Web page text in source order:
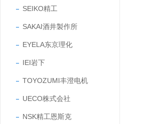
SEIKO精工
SAKAI酒井製作所
EYELA东京理化
IEI岩下
TOYOZUMI丰澄电机
UECO株式会社
NSK精工恩斯克